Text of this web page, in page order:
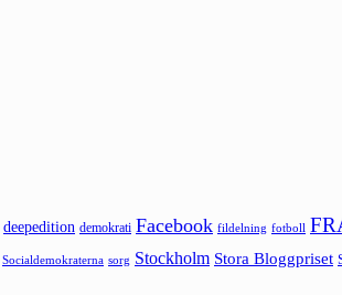
deepedition demokrati Facebook fildelning fotboll
Socialdemokraterna sorg Stockholm Stora Bloggpriset